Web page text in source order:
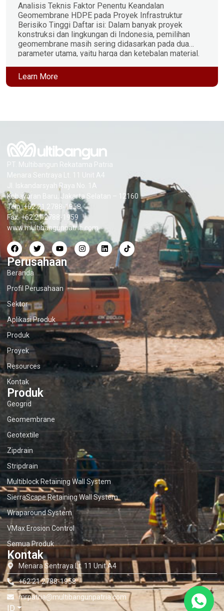
Analisis Teknis Faktor Penentu Keandalan
Geomembrane HDPE pada Proyek Infrastruktur
Berisiko Tinggi Daftar isi: Dalam banyak proyek
konstruksi dan lingkungan di Indonesia, pemilihan
geomembrane masih sering didasarkan pada dua
parameter utama, yaitu harga dan ketebalan material.
mencerminkan kualitas maupun umur layan
geomembrane. Dua produk dengan ketebalan yang
Learn More
PT. Multibangun Rekatama Patria
Menara Sentraya Lt. 11 Unit A4
Jl. Iskandarsyah Raya No. 1A
Kebayoran Baru, Jakarta Selatan – 12160
Telp. +62 21 2788-1958
Fax. +62 21 2788-1959
www.multibangunpatria.com
Perusahaan
Beranda
Profil Perusahaan
Sektor
Aplikasi Produk
Produk
Proyek
Resources
Kontak
Produk
Geogrid
Geomembrane
Geotextile
Zipdrain
Stripdrain
Multiblock Retaining Wall System
SierraScape Retaining Wall System
Wraparound System
VMax Erosion Control
Semua Produk
Kontak
Menara Sentraya Lt. 11 Unit A4
+62 21 2788-1958
mrpatria@multibangunpatria.com
ID